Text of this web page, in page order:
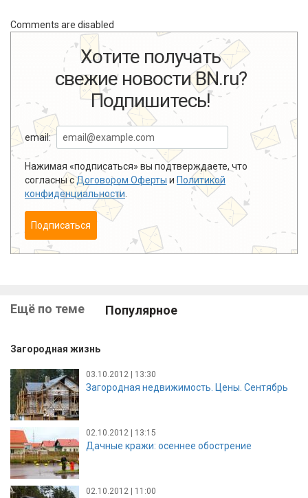
Comments are disabled
Хотите получать
свежие новости BN.ru?
Подпишитесь!
email:
Нажимая «подписаться» вы подтверждаете, что
согласны сДоговором Оферты и Политикой
конфиденциальности
Подписаться
Ещё по теме Популярное
Загородная жизнь
03.10.2012 | 13:30
Загородная недвижимость. Цены. Сентябрь
02.10.2012 | 13:15
Дачные кражи: осеннее обострение
02.10.2012 | 11:00